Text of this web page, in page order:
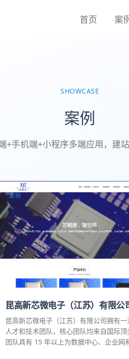
首页 案
SHOWCASE
案例
+手机端+小程序多端应用，建
案例
昆高新芯微电子（江苏）有限公
昆高新芯微电子（江苏）有限公司拥有
人才和技术团队，核心团队均来自国际顶
团队具有 15 年以上为数据中心、企业网